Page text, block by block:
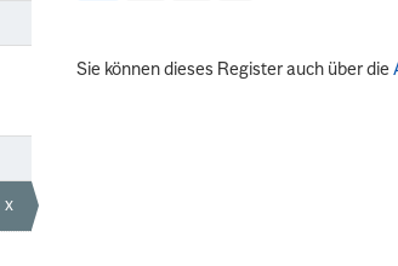
x
Sie können dieses Register auch über die